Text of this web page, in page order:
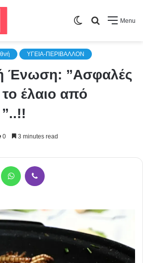
Menu
Search
Switch
ΥΓΕΙΑ-ΠΕΡΙΒΑΛΛΟΝ
Ένωση: ”Ασφαλές
το έλαιο από
0 3 minutes read
MessengerWhatsApp